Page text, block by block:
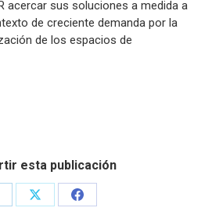
acercar sus soluciones a medida a
de creciente demanda por la
de los espacios de
esta publicación
Share
Share